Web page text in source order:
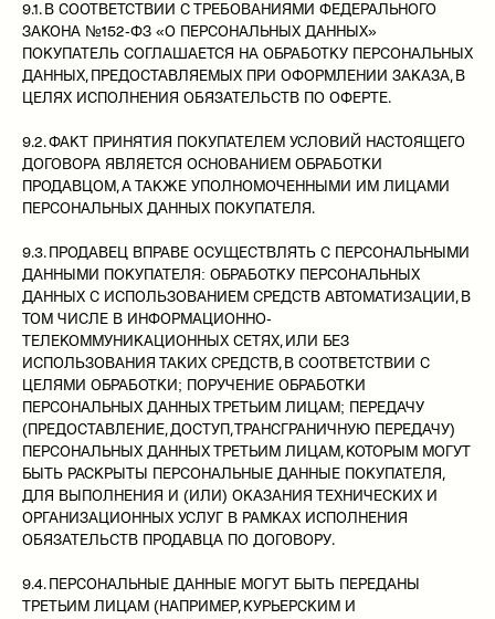
9.1. В СООТВЕТСТВИИ С ТРЕБОВАНИЯМИ ФЕДЕРАЛЬНОГО
ЗАКОНА №152-ФЗ «О ПЕРСОНАЛЬНЫХ ДАННЫХ»
ПОКУПАТЕЛЬ СОГЛАШАЕТСЯ НА ОБРАБОТКУ ПЕРСОНАЛЬНЫХ
ДАННЫХ, ПРЕДОСТАВЛЯЕМЫХ ПРИ ОФОРМЛЕНИИ ЗАКАЗА, В
ЦЕЛЯХ ИСПОЛНЕНИЯ ОБЯЗАТЕЛЬСТВ ПО ОФЕРТЕ.
9.2. ФАКТ ПРИНЯТИЯ ПОКУПАТЕЛЕМ УСЛОВИЙ НАСТОЯЩЕГО
ДОГОВОРА ЯВЛЯЕТСЯ ОСНОВАНИЕМ ОБРАБОТКИ
ПРОДАВЦОМ, А ТАКЖЕ УПОЛНОМОЧЕННЫМИ ИМ ЛИЦАМИ
ПЕРСОНАЛЬНЫХ ДАННЫХ ПОКУПАТЕЛЯ.
9.3. ПРОДАВЕЦ ВПРАВЕ ОСУЩЕСТВЛЯТЬ С ПЕРСОНАЛЬНЫМИ
ДАННЫМИ ПОКУПАТЕЛЯ: ОБРАБОТКУ ПЕРСОНАЛЬНЫХ
ДАННЫХ С ИСПОЛЬЗОВАНИЕМ СРЕДСТВ АВТОМАТИЗАЦИИ, В
ТОМ ЧИСЛЕ В ИНФОРМАЦИОННО-
ТЕЛЕКОММУНИКАЦИОННЫХ СЕТЯХ, ИЛИ БЕЗ
ИСПОЛЬЗОВАНИЯ ТАКИХ СРЕДСТВ, В СООТВЕТСТВИИ С
ЦЕЛЯМИ ОБРАБОТКИ; ПОРУЧЕНИЕ ОБРАБОТКИ
ПЕРСОНАЛЬНЫХ ДАННЫХ ТРЕТЬИМ ЛИЦАМ; ПЕРЕДАЧУ
(ПРЕДОСТАВЛЕНИЕ, ДОСТУП, ТРАНСГРАНИЧНУЮ ПЕРЕДАЧУ)
ПЕРСОНАЛЬНЫХ ДАННЫХ ТРЕТЬИМ ЛИЦАМ, КОТОРЫМ МОГУТ
БЫТЬ РАСКРЫТЫ ПЕРСОНАЛЬНЫЕ ДАННЫЕ ПОКУПАТЕЛЯ,
ДЛЯ ВЫПОЛНЕНИЯ И (ИЛИ) ОКАЗАНИЯ ТЕХНИЧЕСКИХ И
ОРГАНИЗАЦИОННЫХ УСЛУГ В РАМКАХ ИСПОЛНЕНИЯ
ОБЯЗАТЕЛЬСТВ ПРОДАВЦА ПО ДОГОВОРУ.
9.4. ПЕРСОНАЛЬНЫЕ ДАННЫЕ МОГУТ БЫТЬ ПЕРЕДАНЫ
ТРЕТЬИМ ЛИЦАМ (НАПРИМЕР, КУРЬЕРСКИМ И
ЛУКБУК
КАТАЛОГ
Получайте первыми всю информацию о новых поступлениях,
актуальных акциях и скидках на сайте
согласие на получение рассылки